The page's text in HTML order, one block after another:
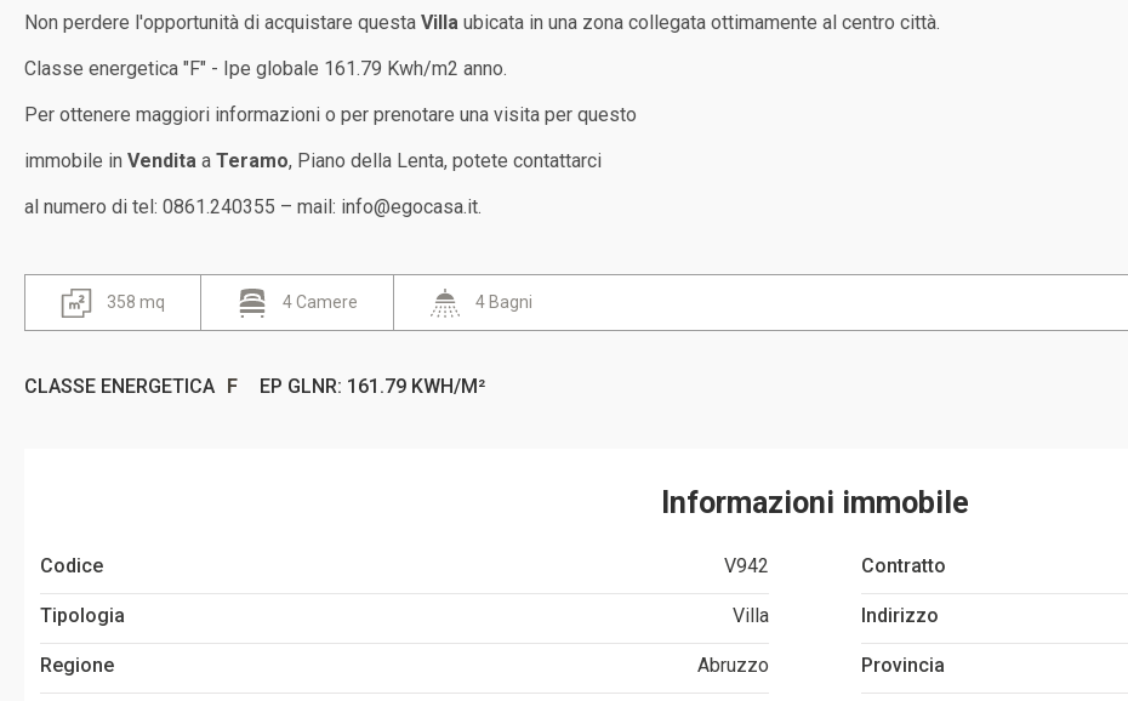
Non perdere l'opportunità di acquistare questaVilla ubicata in una zona collegata ottimamente al centro città.
Classe energetica "F" - Ipe globale 161.79 Kwh/m2 anno.
Per ottenere maggiori informazioni o per prenotare una visita per questo
immobile inVendita aTeramo, Piano della Lenta, potete contattarci
al numero di tel: 0861.240355 – mail: info@egocasa.it.
358 mq 4 Camere 4 Bagni
CLASSE ENERGETICA F EP GLNR: 161.79 KWH/M²
Informazioni immobile
Codice V942 Contratto
Tipologia Villa Indirizzo
Regione Abruzzo Provincia